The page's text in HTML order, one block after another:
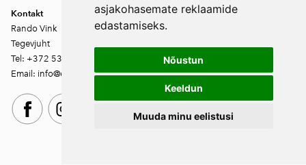
asjakohasemate reklaamide
edastamiseks.
Nõustun
Keeldun
Muuda minu eelistusi
Kontakt
Rando Vink
Tegevjuht
Tel: +372 53444844
Email: info@ebakudoonia.ee